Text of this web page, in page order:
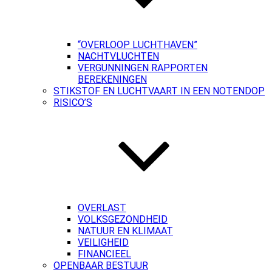
“OVERLOOP LUCHTHAVEN”
NACHTVLUCHTEN
VERGUNNINGEN RAPPORTEN
BEREKENINGEN
STIKSTOF EN LUCHTVAART IN EEN NOTENDOP
RISICO’S
OVERLAST
VOLKSGEZONDHEID
NATUUR EN KLIMAAT
VEILIGHEID
FINANCIEEL
OPENBAAR BESTUUR